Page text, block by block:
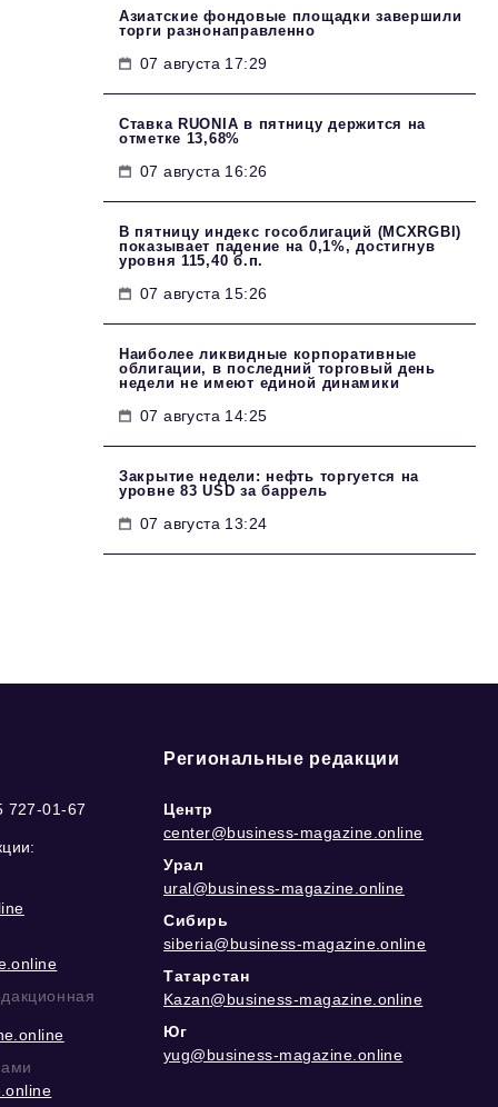
Азиатские фондовые площадки завершили
торги разнонаправленно
07 августа 17:29
Ставка RUONIA в пятницу держится на
отметке 13,68%
07 августа 16:26
В пятницу индекс гособлигаций (MCXRGBI)
показывает падение на 0,1%, достигнув
уровня 115,40 б.п.
07 августа 15:26
Наиболее ликвидные корпоративные
облигации, в последний торговый день
недели не имеют единой динамики
07 августа 14:25
Закрытие недели: нефть торгуется на
уровне 83 USD за баррель
07 августа 13:24
727-01-67
Региональные редакции
Центр
center@business-magazine.online
Урал
ural@business-magazine.online
Сибирь
siberia@business-magazine.online
Татарстан
Kazan@business-magazine.online
Юг
yug@business-magazine.online